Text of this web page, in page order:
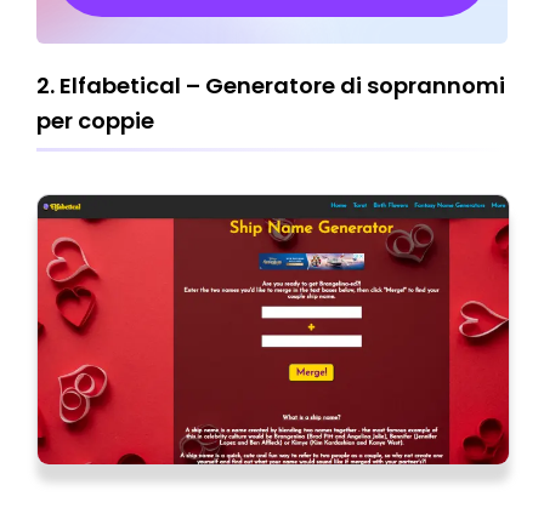
2. Elfabetical – Generatore di soprannomi
per coppie